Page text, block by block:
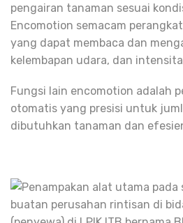
pengairan tanaman sesuai
Encomotion semacam
yang dapat membaca dan
kelembapan udara, dan
Fungsi lain encomotion adalah
otomatis yang presisi untuk
dibutuhkan tanaman dan